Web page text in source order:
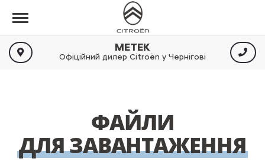
МЕТЕК
Офіційний дилер Citroën у Чернігові
ФАЙЛИ
ДЛЯ ЗАВАНТАЖЕННЯ